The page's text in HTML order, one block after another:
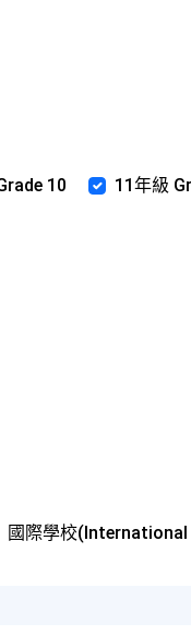
10
11年級
國際學校